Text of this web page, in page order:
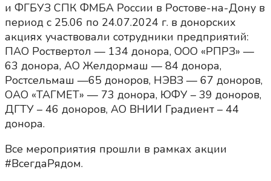
и ФГБУЗ СПК ФМБА России в Ростове-на-Дону в
период с 25.06 по 24.07.2024 г. в донорских
акциях участвовали сотрудники предприятий:
ПАО Роствертол — 134 донора, ООО «РПРЗ» —
63 донора, АО Желдормаш — 84 донора,
Ростсельмаш —65 доноров, НЭВЗ — 67 доноров,
ОАО «ТАГМЕТ» — 73 донора, ЮФУ – 39 доноров,
ДГТУ – 46 доноров, АО ВНИИ Градиент – 44
донора.
Все мероприятия прошли в рамках акции
#ВсегдаРядом.